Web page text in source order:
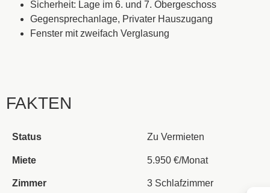
Sicherheit: Lage im 6. und 7. Obergeschoss
Gegensprechanlage, Privater Hauszugang
Fenster mit zweifach Verglasung
FAKTEN
Status
Miete
Zimmer
Zu Vermieten
5.950 €/Monat
3 Schlafzimmer